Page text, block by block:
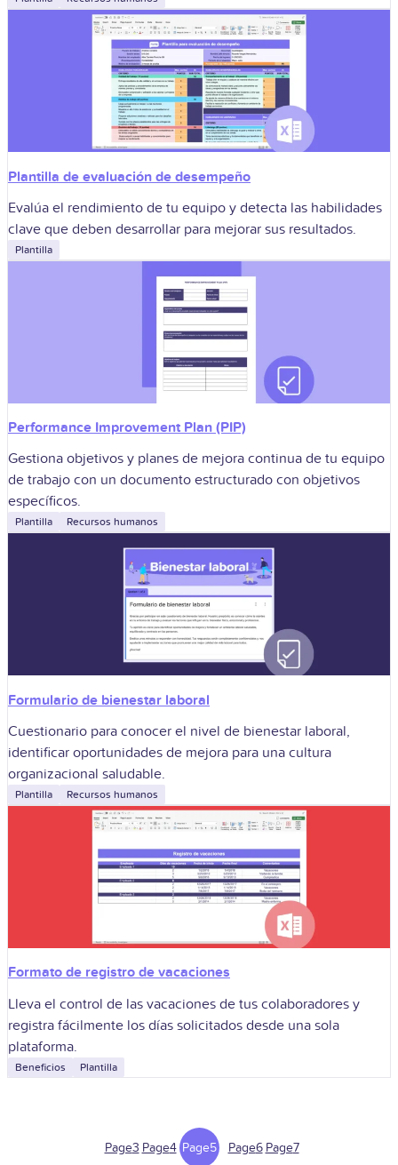
Plantilla de evaluación de desempeño
Evalúa el rendimiento de tu equipo y detecta las habilidades
clave que deben desarrollar para mejorar sus resultados.
Plantilla
Performance Improvement Plan (PIP)
Gestiona objetivos y planes de mejora continua de tu equipo
de trabajo con un documento estructurado con objetivos
específicos.
Plantilla Recursos humanos
Formulario de bienestar laboral
Cuestionario para conocer el nivel de bienestar laboral,
identificar oportunidades de mejora para una cultura
organizacional saludable.
Plantilla Recursos humanos
Formato de registro de vacaciones
Lleva el control de las vacaciones de tus colaboradores y
registra fácilmente los días solicitados desde una sola
plataforma.
Beneficios Plantilla
Page3 Page4 Page5 Page6 Page7